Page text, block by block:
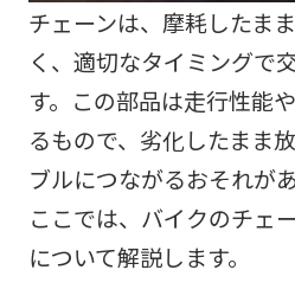
チェーンは、摩耗したま
く、適切なタイミングで
す。この部品は走行性能
るもので、劣化したまま
ブルにつながるおそれがあ
ここでは、バイクのチェ
について解説します。